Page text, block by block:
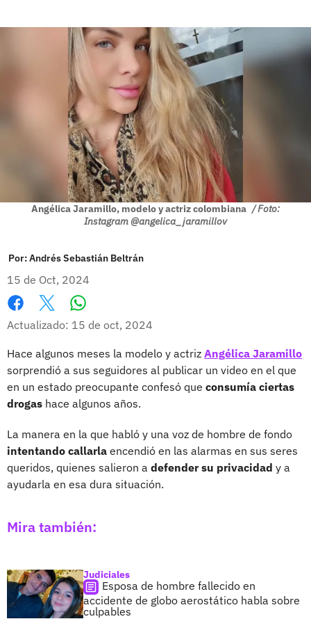
Angélica Jaramillo, modelo y actriz colombiana / Foto:
Instagram @angelica_jaramillov
Por:Andrés Sebastián Beltrán
15 de Oct, 2024
Facebook
X
Actualizado: 15 de oct, 2024
Hace algunos meses la modelo y actriz Angélica Jaramillo
sorprendió a sus seguidores al publicar un video en el que
en un estado preocupante confesó que consumía ciertas
drogas hace algunos años.
La manera en la que habló y una voz de hombre de fondo
intentando callarla encendió en las alarmas en sus seres
queridos, quienes salieron a defender su privacidad y a
ayudarla en esa dura situación.
Mira también:
Judiciales
Esposa de hombre fallecido en
accidente de globo aerostático habla sobre
culpables